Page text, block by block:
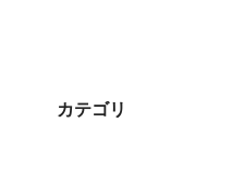
カテゴリ